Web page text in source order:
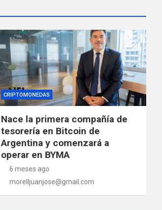
CRIPTOMONEDAS
Nace la primera compañía de
tesorería en Bitcoin de
Argentina y comenzará a
operar en BYMA
6 meses ago
morelljuanjose@gmail.com